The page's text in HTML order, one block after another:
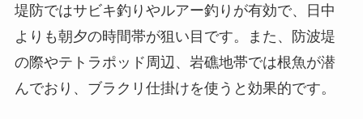
堤防ではサビキ釣りやルアー釣りが有効で、日中
よりも朝夕の時間帯が狙い目です。また、防波堤
の際やテトラポッド周辺、岩礁地帯では根魚が潜
んでおり、ブラクリ仕掛けを使うと効果的です。